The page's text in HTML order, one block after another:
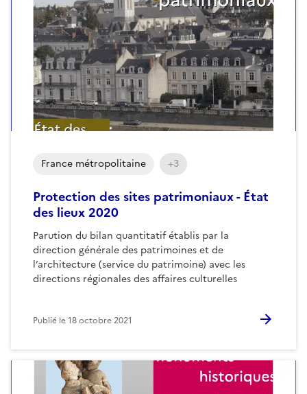
Protection des sites patrimoniaux - État
des lieux 2020
Parution du bilan quantitatif établis par la
direction générale des patrimoines et de
l’architecture (service du patrimoine) avec les
directions régionales des affaires culturelles
France métropolitaine +3
Publié le18 octobre 2021